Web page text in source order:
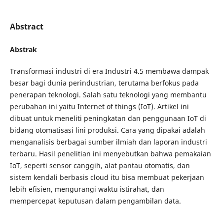
Abstract
Abstrak
Transformasi industri di era Industri 4.5 membawa dampak
besar bagi dunia perindustrian, terutama berfokus pada
penerapan teknologi. Salah satu teknologi yang membantu
perubahan ini yaitu Internet of things (IoT). Artikel ini
dibuat untuk meneliti peningkatan dan penggunaan IoT di
bidang otomatisasi lini produksi. Cara yang dipakai adalah
menganalisis berbagai sumber ilmiah dan laporan industri
terbaru. Hasil penelitian ini menyebutkan bahwa pemakaian
IoT, seperti sensor canggih, alat pantau otomatis, dan
sistem kendali berbasis cloud itu bisa membuat pekerjaan
lebih efisien, mengurangi waktu istirahat, dan
mempercepat keputusan dalam pengambilan data.